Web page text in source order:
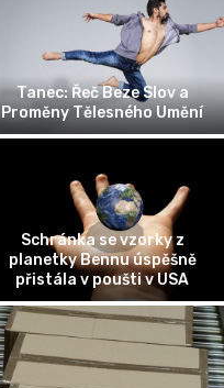
Tanec: Řeč Beze Slov a
Proměny Tělesného Umění
Schránka se vzorky z
planetky Bennu úspěšně
přistála v poušti v USA